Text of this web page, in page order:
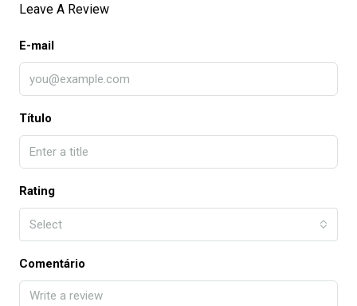
Leave A Review
E-mail
Título
Rating
Select
Comentário